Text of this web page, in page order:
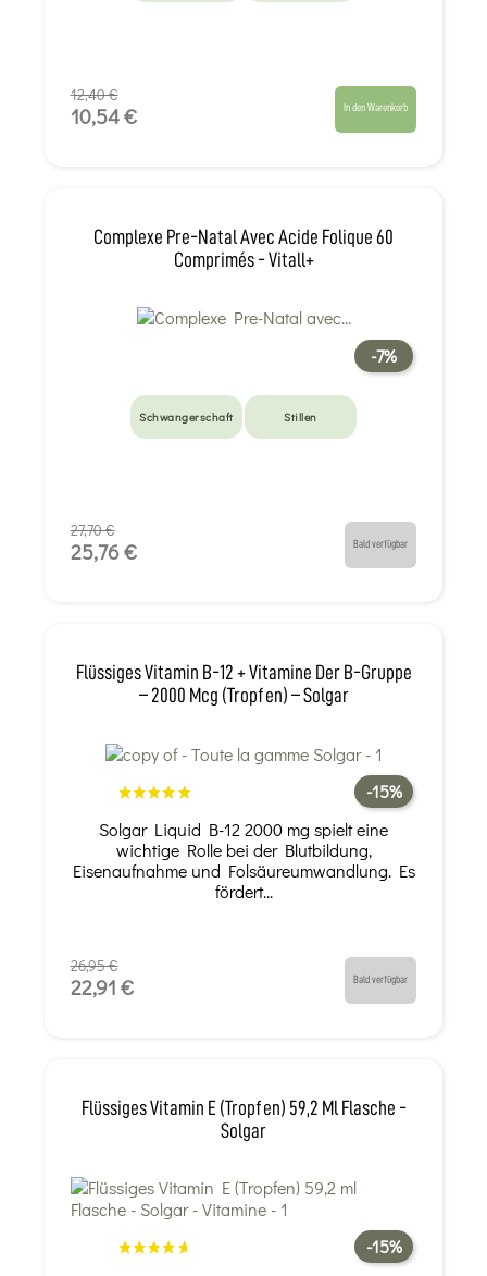
12,40 €
10,54 € In den Warenkorb
Complexe Pre-Natal Avec Acide Folique 60
Comprimés - Vitall+
-7%
Schwangerschaft Stillen
27,70 €
25,76 € Bald verfügbar
Flüssiges Vitamin B-12 + Vitamine Der B-Gruppe
– 2000 Mcg (Tropfen) – Solgar
-15%
Solgar Liquid B-12 2000 mg spielt eine
wichtige Rolle bei der Blutbildung,
Eisenaufnahme und Folsäureumwandlung. Es
fördert...
26,95 €
22,91 € Bald verfügbar
Flüssiges Vitamin E (Tropfen) 59,2 Ml Flasche -
Solgar
-15%